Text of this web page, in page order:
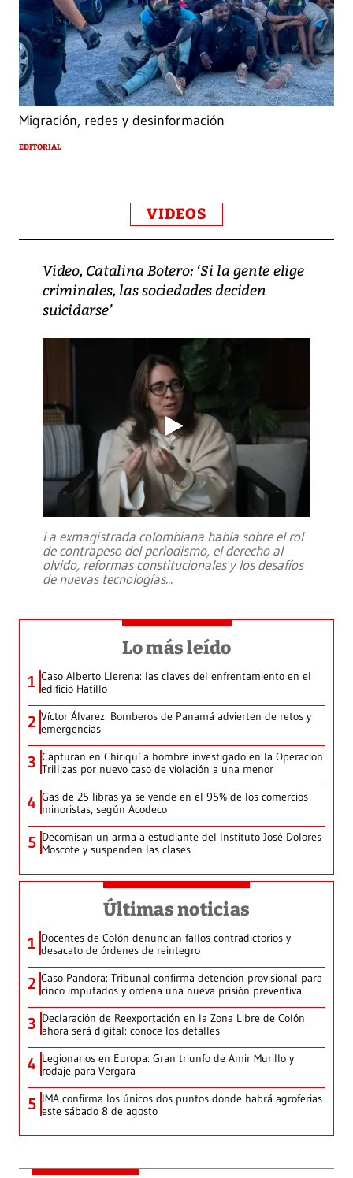
Migración, redes y desinformación
EDITORIAL
VIDEOS
Video, Catalina Botero: ‘Si la gente elige
criminales, las sociedades deciden
suicidarse’
La exmagistrada colombiana habla sobre el rol
de contrapeso del periodismo, el derecho al
olvido, reformas constitucionales y los desafíos
de nuevas tecnologías...
Lo más leído
1 Caso Alberto Llerena: las claves del enfrentamiento en el
edificio Hatillo
2 Víctor Álvarez: Bomberos de Panamá advierten de retos y
emergencias
3 Capturan en Chiriquí a hombre investigado en la Operación
Trillizas por nuevo caso de violación a una menor
4 Gas de 25 libras ya se vende en el 95% de los comercios
minoristas, según Acodeco
5 Decomisan un arma a estudiante del Instituto José Dolores
Moscote y suspenden las clases
Últimas noticias
1 Docentes de Colón denuncian fallos contradictorios y
desacato de órdenes de reintegro
2 Caso Pandora: Tribunal confirma detención provisional para
cinco imputados y ordena una nueva prisión preventiva
3 Declaración de Reexportación en la Zona Libre de Colón
ahora será digital: conoce los detalles
4 Legionarios en Europa: Gran triunfo de Amir Murillo y
rodaje para Vergara
5 IMA confirma los únicos dos puntos donde habrá agroferias
este sábado 8 de agosto